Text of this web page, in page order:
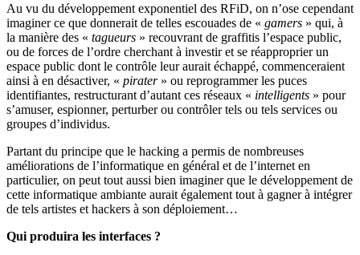
Au vu du développement exponentiel des RFiD, on n’ose cependant
imaginer ce que donnerait de telles escouades de « gamers » qui, à
la manière des « tagueurs » recouvrant de graffitis l’espace public,
ou de forces de l’ordre cherchant à investir et se réapproprier un
espace public dont le contrôle leur aurait échappé, commenceraient
ainsi à en désactiver, « pirater» ou reprogrammer les puces
identifiantes, restructurant d’autant ces réseaux « intelligents » pour
s’amuser, espionner, perturber ou contrôler tels ou tels services ou
groupes d’individus.
Partant du principe que le hacking a permis de nombreuses
améliorations de l’informatique en général et de l’internet en
particulier, on peut tout aussi bien imaginer que le développement de
cette informatique ambiante aurait également tout à gagner à intégrer
de tels artistes et hackers à son déploiement…
Qui produira les interfaces ?